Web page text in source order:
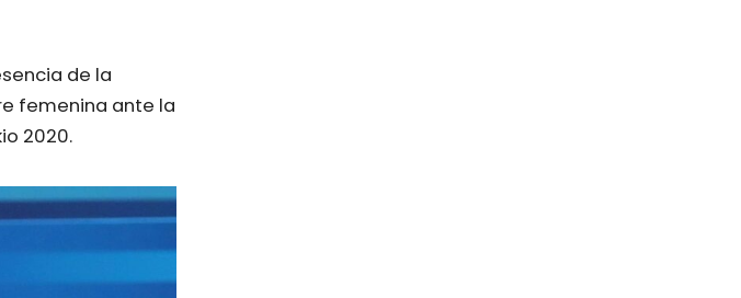
de la
femenina ante la
2020.